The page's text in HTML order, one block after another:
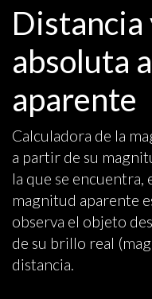
Distancia
absoluta
aparente
Calculadora de la
a partir de su
la que se encuentra,
magnitud aparente
observa el objeto
de su brillo real
distancia.